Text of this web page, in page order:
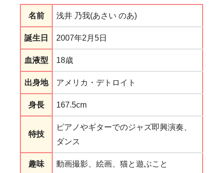
名前 浅井 乃我(あさい のあ)
誕生日 2007年2月5日
血液型 18歳
出身地 アメリカ・デトロイト
身長 167.5cm
特技
ピアノやギターでのジャズ即興演奏、
ダンス
趣味 動画撮影、絵画、猫と遊ぶこと